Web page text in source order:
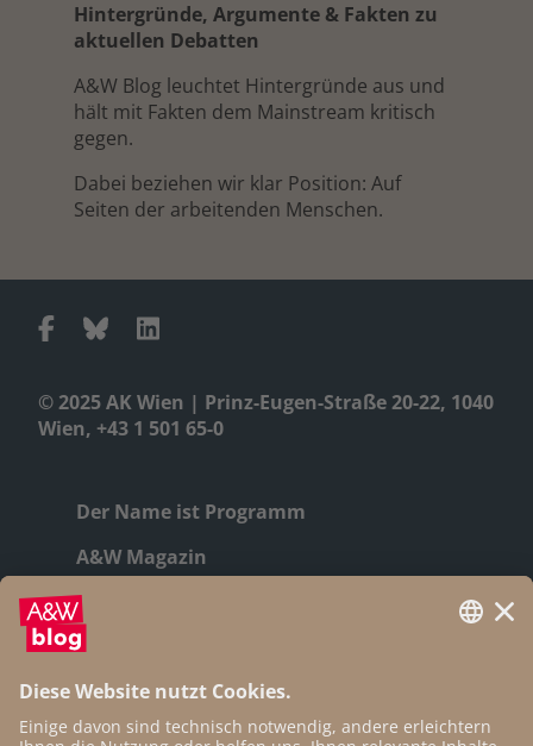
© 2025 AK Wien | Prinz-Eugen-Straße 20-22, 1040
Wien, +43 1 501 65-0
Der Name ist Programm
A&W Magazin
Geschichte
Autor:innen
Newsletter
Hintergründe, Argumente & Fakten zu
aktuellen Debatten
A&W Blog leuchtet Hintergründe aus und
hält mit Fakten dem Mainstream kritisch
gegen.
Dabei beziehen wir klar Position: Auf
Seiten der arbeitenden Menschen.